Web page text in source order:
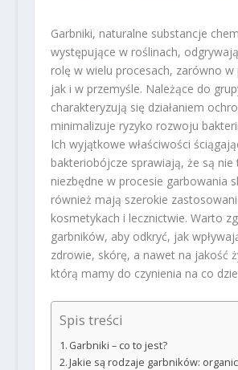
Garbniki, naturalne substancje
występujące w roślinach,
rolę w wielu procesach, zarówno w
jak i w przemyśle. Należące do
charakteryzują się działaniem
minimalizuje ryzyko rozwoju
Ich wyjątkowe właściwości
bakteriobójcze sprawiają, że są nie
niezbędne w procesie garbowania
również mają szerokie
kosmetykach i lecznictwie. Warto
garbników, aby odkryć, jak
zdrowie, skórę, a nawet na jakość
którą mamy do czynienia na co
Spis treści
Garbniki – co to jest?
Jakie są rodzaje garbników: